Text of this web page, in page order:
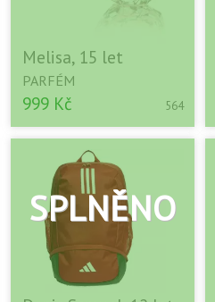
Melisa, 15 let
PARFÉM
999 Kč 564